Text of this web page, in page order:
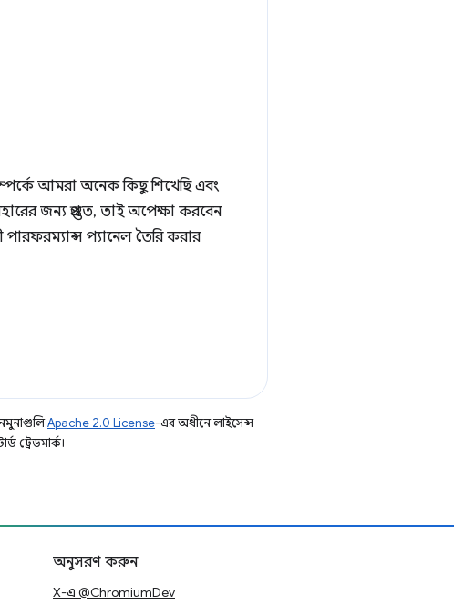
আমরা অনেক কিছু শিখেছি এবং
জন্য প্রস্তুত, তাই অপেক্ষা করবেন
প্যানেল তৈরি করার
Apache 2.0 License-এর অধীনে লাইসেন্স
ট্রেডমার্ক।
অনুসরণ করুন
X-এ @ChromiumDev